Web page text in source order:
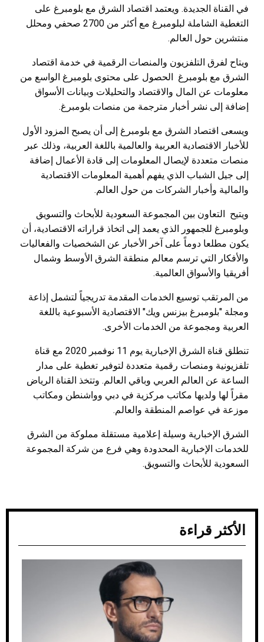
في القناة الجديدة. ويعتمد اقتصاد الشرق مع بلومبرغ على
التغطية الشاملة لبلومبرغ مع أكثر من 2700 صحفي ومحلل
منتشرين حول العالم.
ويتاح لفرق التلفزيون والمنصات الرقمية في خدمة اقتصاد
الشرق مع بلومبرغ الحصول على محتوى بلومبرغ الواسع من
معلومات عن المال والاقتصاد والتحليلات وبيانات الأسواق
إضافة إلى نشر أخبار مترجمة من منصات بلومبرغ.
ويسعى اقتصاد الشرق مع بلومبرغ إلى أن يصبح المزود الأول
للأخبار الاقتصادية العربية والعالمية باللغة العربية، وذلك عبر
منصات متعددة لإيصال المعلومات إلى قادة الأعمال إضافة
إلى جيل الشباب الذي يفهم أهمية المعلومات الاقتصادية
والمالية وأخبار الشركات من حول العالم.
ويتيح التعاون بين المجموعة السعودية للأبحاث والتسويق
وبلومبرغ للجمهور الذي يعمد إلى اتخاذ قراراته الاقتصادية، أن
يكون مطلعا دوماً على آخر الأخبار عن الشخصيات والفعاليات
والأفكار التي ترسم معالم منطقة الشرق الأوسط وشمال
أفريقيا والأسواق العالمية.
من المرتقب توسيع الخدمات المقدمة تدريجياً لتشمل إذاعة
ومجلة "بلومبرغ بيزنس ويك" الاقتصادية الأسبوعية باللغة
العربية ومجموعة من الخدمات الأخرى.
تنطلق قناة الشرق الإخبارية يوم 11 نوفمبر 2020 مع قناة
تلفزيونية ومنصات رقمية متعددة لتوفير تغطية على مدار
الساعة عن العالم العربي وباقي العالم. وتتخذ القناة الرياض
مقراً لها ولديها مكاتب مركزية في دبي وواشنطن ومكاتب
موزعة في عواصم المنطقة والعالم.
الشرق الإخبارية وسيلة إعلامية مستقلة مملوكة من الشرق
للخدمات الإخبارية المحدودة وهي فرع من شركة المجموعة
السعودية للأبحاث والتسويق.
الأكثر قراءة